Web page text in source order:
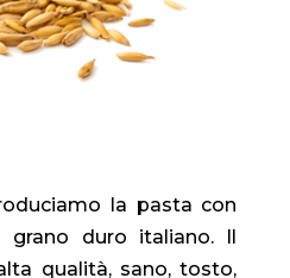
la pasta con
grano duro italiano.
qualità, sano, tosto,